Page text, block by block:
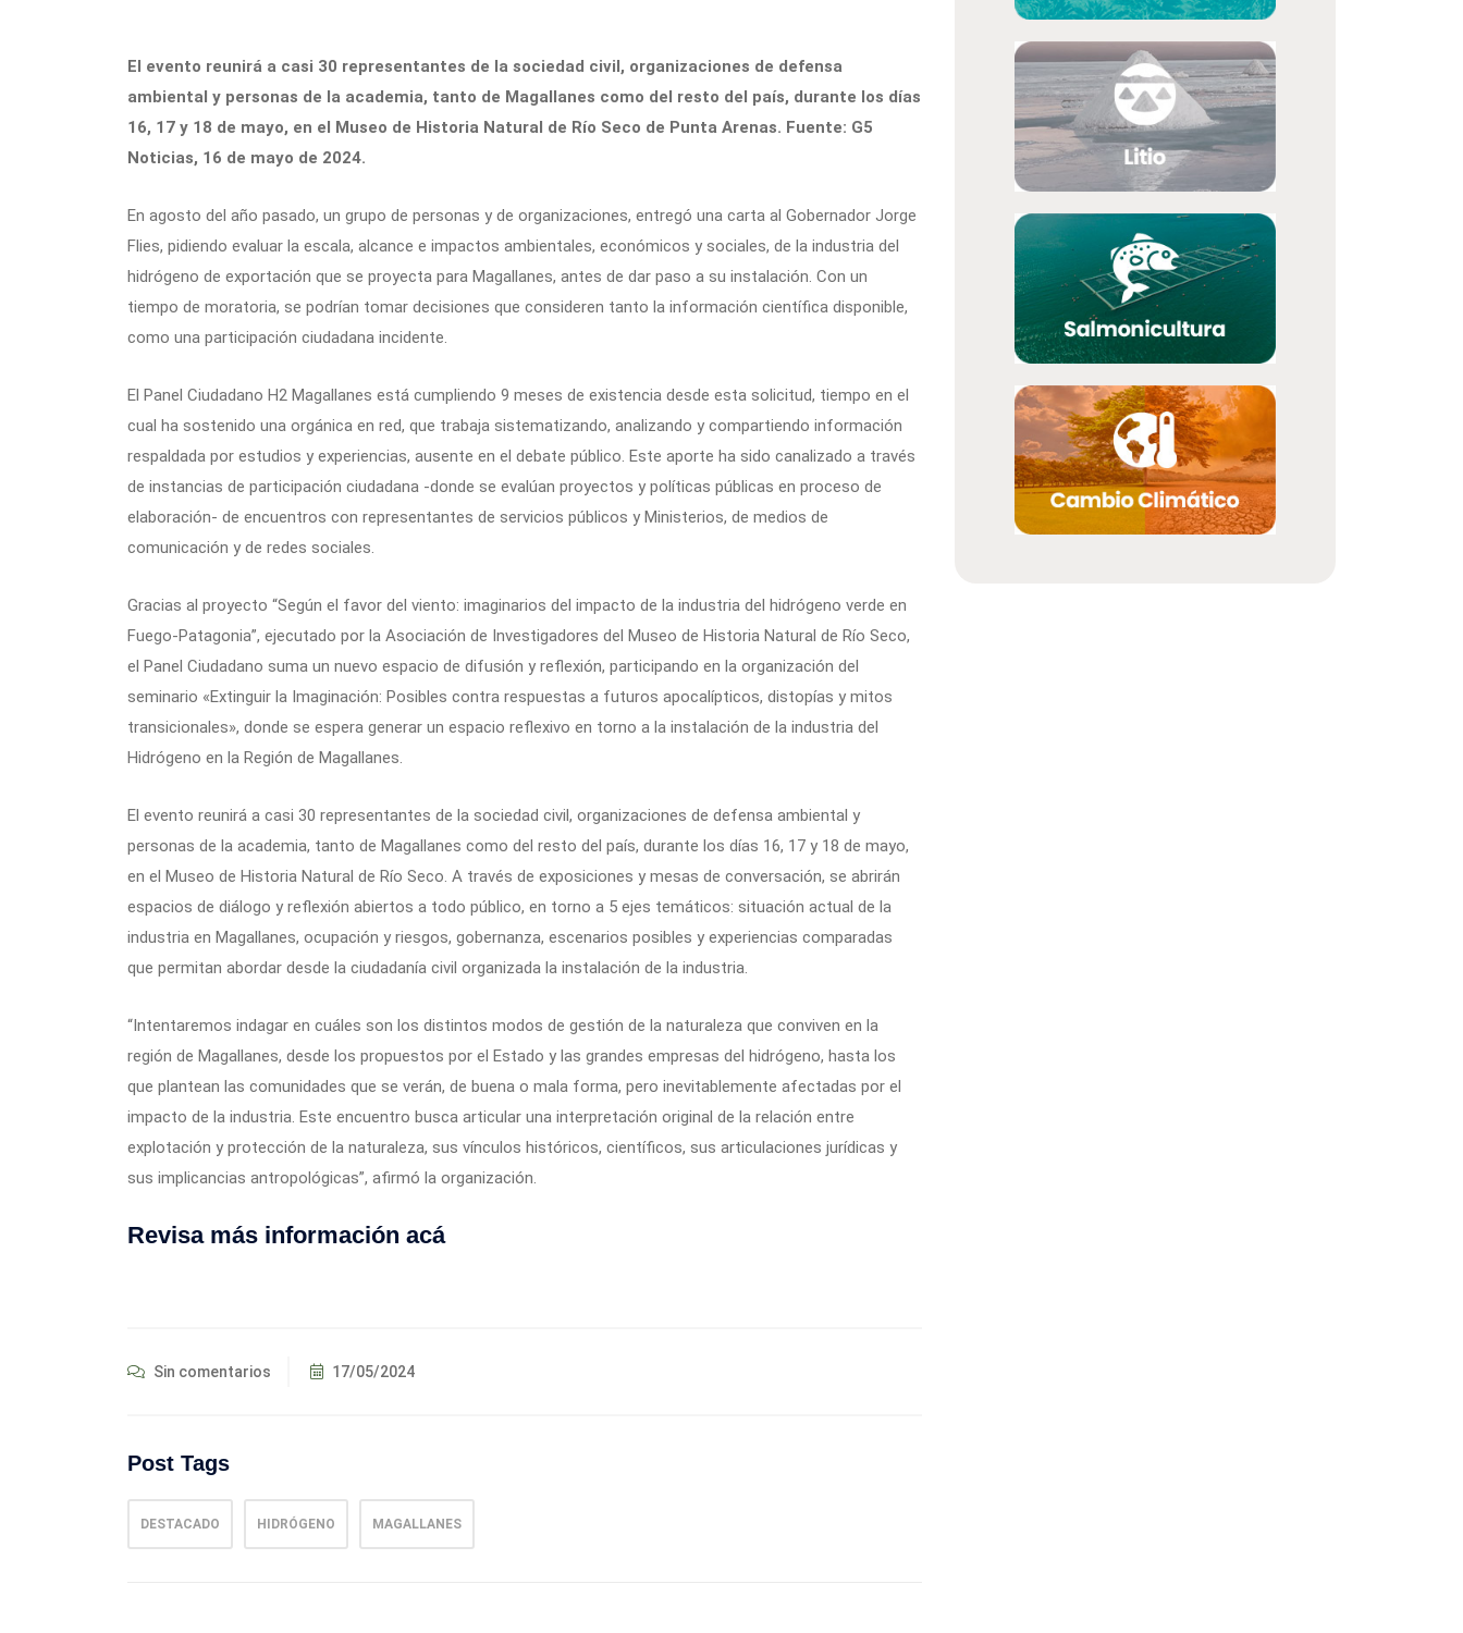
El evento reunirá a casi 30 representantes de la sociedad civil, organizaciones de defensa
ambiental y personas de la academia, tanto de Magallanes como del resto del país, durante los días
16, 17 y 18 de mayo, en el Museo de Historia Natural de Río Seco de Punta Arenas. Fuente: G5
Noticias, 16 de mayo de 2024.
En agosto del año pasado, un grupo de personas y de organizaciones, entregó una carta al Gobernador Jorge
Flies, pidiendo evaluar la escala, alcance e impactos ambientales, económicos y sociales, de la industria del
hidrógeno de exportación que se proyecta para Magallanes, antes de dar paso a su instalación. Con un
tiempo de moratoria, se podrían tomar decisiones que consideren tanto la información científica disponible,
como una participación ciudadana incidente.
El Panel Ciudadano H2 Magallanes está cumpliendo 9 meses de existencia desde esta solicitud, tiempo en el
cual ha sostenido una orgánica en red, que trabaja sistematizando, analizando y compartiendo información
respaldada por estudios y experiencias, ausente en el debate público. Este aporte ha sido canalizado a través
de instancias de participación ciudadana -donde se evalúan proyectos y políticas públicas en proceso de
elaboración- de encuentros con representantes de servicios públicos y Ministerios, de medios de
comunicación y de redes sociales.
Gracias al proyecto “Según el favor del viento: imaginarios del impacto de la industria del hidrógeno verde en
Fuego-Patagonia”, ejecutado por la Asociación de Investigadores del Museo de Historia Natural de Río Seco,
el Panel Ciudadano suma un nuevo espacio de difusión y reflexión, participando en la organización del
seminario «Extinguir la Imaginación: Posibles contra respuestas a futuros apocalípticos, distopías y mitos
transicionales», donde se espera generar un espacio reflexivo en torno a la instalación de la industria del
Hidrógeno en la Región de Magallanes.
El evento reunirá a casi 30 representantes de la sociedad civil, organizaciones de defensa ambiental y
personas de la academia, tanto de Magallanes como del resto del país, durante los días 16, 17 y 18 de mayo,
en el Museo de Historia Natural de Río Seco. A través de exposiciones y mesas de conversación, se abrirán
espacios de diálogo y reflexión abiertos a todo público, en torno a 5 ejes temáticos: situación actual de la
industria en Magallanes, ocupación y riesgos, gobernanza, escenarios posibles y experiencias comparadas
que permitan abordar desde la ciudadanía civil organizada la instalación de la industria.
“Intentaremos indagar en cuáles son los distintos modos de gestión de la naturaleza que conviven en la
región de Magallanes, desde los propuestos por el Estado y las grandes empresas del hidrógeno, hasta los
que plantean las comunidades que se verán, de buena o mala forma, pero inevitablemente afectadas por el
impacto de la industria. Este encuentro busca articular una interpretación original de la relación entre
explotación y protección de la naturaleza, sus vínculos históricos, científicos, sus articulaciones jurídicas y
sus implicancias antropológicas”, afirmó la organización.
Revisa más información acá
Sin comentarios 17/05/2024
Post Tags
DESTACADO HIDRÓGENO MAGALLANES